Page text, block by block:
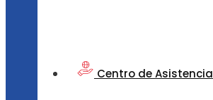
Centro de Asistencia